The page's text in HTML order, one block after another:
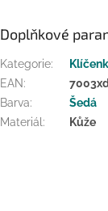
Doplňkové
Kategorie:
EAN:
Barva:
Šedá
Materiál : Kůže